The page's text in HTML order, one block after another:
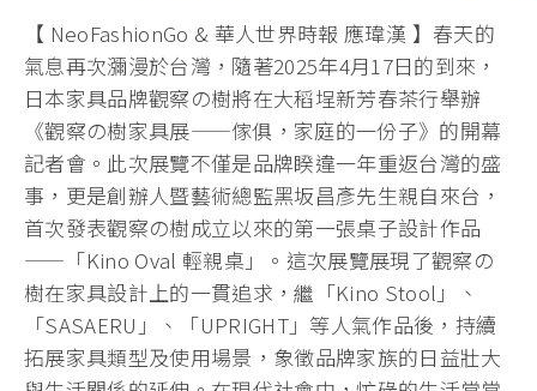
【 NeoFashionGo & 華人世界時報 應瑋漢 】春天的
氣息再次瀰漫於台灣，隨著2025年4月17日的到來，
日本家具品牌觀察の樹將在大稻埕新芳春茶行舉辦
《觀察の樹家具展——傢俱，家庭的一份子》的開幕
記者會。此次展覽不僅是品牌睽違一年重返台灣的盛
事，更是創辦人暨藝術總監黑坂昌彥先生親自來台，
首次發表觀察の樹成立以來的第一張桌子設計作品
——「Kino Oval 輕親桌」。這次展覽展現了觀察の
樹在家具設計上的一貫追求，繼「Kino Stool」、
「SASAERU」、「UPRIGHT」等人氣作品後，持續
拓展家具類型及使用場景，象徵品牌家族的日益壯大